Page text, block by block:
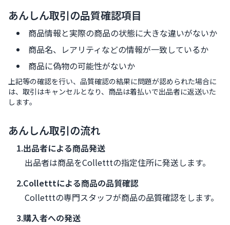
あんしん取引の品質確認項目
商品情報と実際の商品の状態に大きな違いがないか
商品名、レアリティなどの情報が一致しているか
商品に偽物の可能性がないか
上記等の確認を行い、品質確認の結果に問題が認められた場合に
は、取引はキャンセルとなり、商品は着払いで出品者に返送いた
します。
あんしん取引の流れ
1.出品者による商品発送
出品者は商品をColletttの指定住所に発送します。
2.Colletttによる商品の品質確認
Colletttの専門スタッフが商品の品質確認をします。
3.購入者への発送